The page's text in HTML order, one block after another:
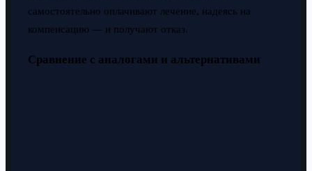
самостоятельно оплачивают лечение, надеясь на
компенсацию — и получают отказ.
Сравнение с аналогами и альтернативами